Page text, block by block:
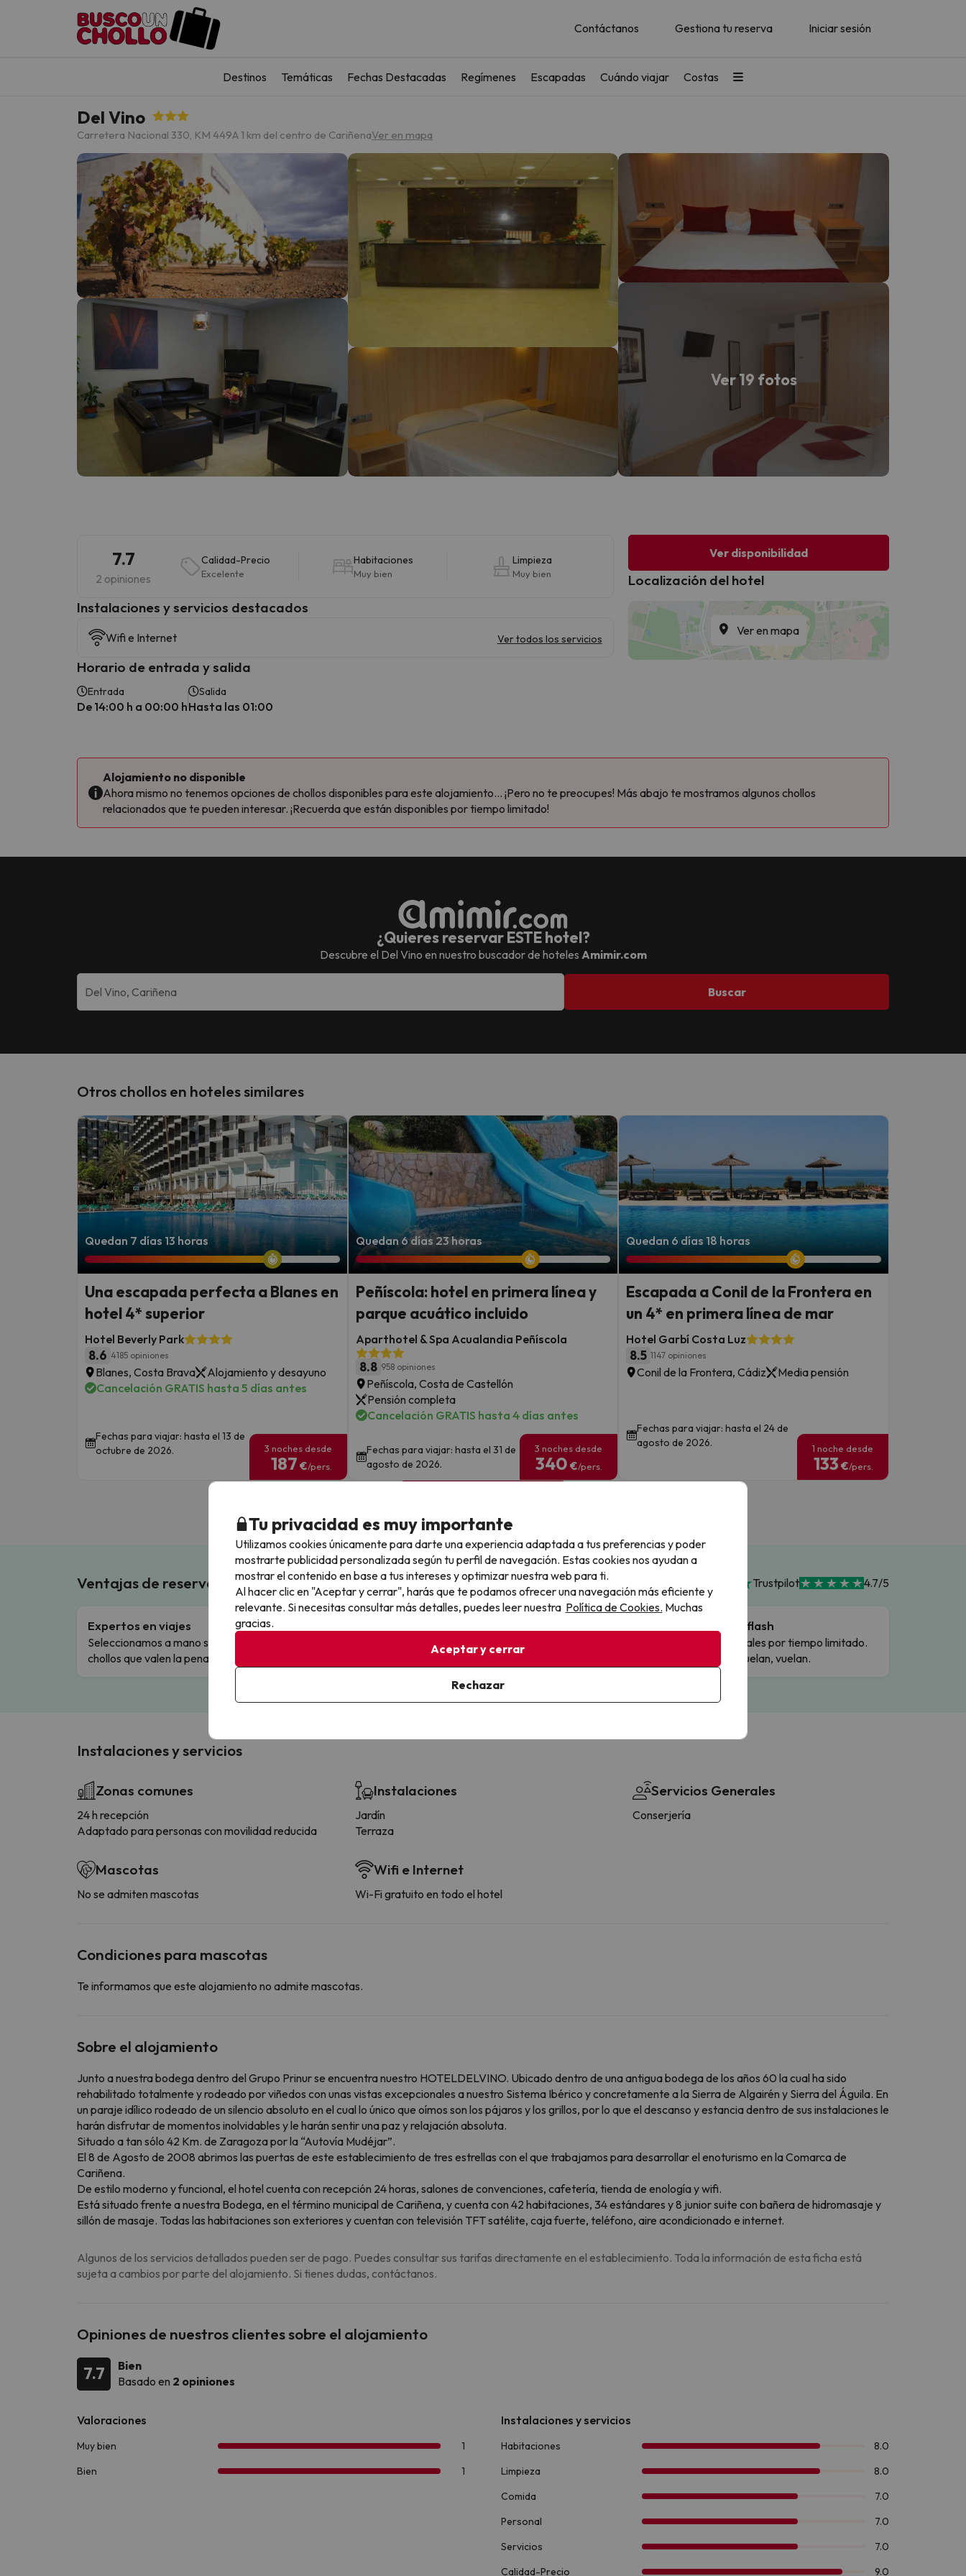
Contáctanos Gestiona tu reserva Iniciar sesión
Destinos Temáticas Fechas Destacadas Regímenes Escapadas Cuándo viajar Costas
Del Vino
Carretera Nacional 330, KM 449A 1 km del centro de CariñenaVer en mapa
Ver 19 fotos
7.7
2 opiniones
Calidad-Precio
Excelente
Habitaciones
Muy bien
Limpieza
Muy bien
Instalaciones y servicios destacados
Wifi e Internet Ver todos los servicios
Horario de entrada y salida
Entrada
De 14:00 h a 00:00 h
Salida
Hasta las 01:00
Ver disponibilidad
Localización del hotel
Ver en mapa
Alojamiento no disponible
Ahora mismo no tenemos opciones de chollos disponibles para este alojamiento... ¡Pero no te preocupes! Más abajo te mostramos algunos chollos
relacionados que te pueden interesar. ¡Recuerda que están disponibles por tiempo limitado!
¿Quieres reservar ESTE hotel?
Descubre el Del Vino en nuestro buscador de hoteles Amimir.com
Buscar
Otros chollos en hoteles similares
Quedan 7 días 13 horas
Una escapada perfecta a Blanes en
hotel 4* superior
Hotel Beverly Park
8.6 4185 opiniones
Blanes, Costa Brava
Alojamiento y desayuno
Cancelación GRATIS hasta 5 días antes
Fechas para viajar: hasta el 13 de
octubre de 2026.
3 noches desde
187 €/pers.
Quedan 6 días 23 horas
Peñíscola: hotel en primera línea y
parque acuático incluido
Aparthotel & Spa Acualandia Peñíscola
8.8 958 opiniones
Peñíscola, Costa de Castellón
Pensión completa
Cancelación GRATIS hasta 4 días antes
Fechas para viajar: hasta el 31 de
agosto de 2026.
3 noches desde
340 €/pers.
Quedan 6 días 18 horas
Escapada a Conil de la Frontera en
un 4* en primera línea de mar
Hotel Garbí Costa Luz
8.5 1147 opiniones
Conil de la Frontera, Cádiz Media pensión
Fechas para viajar: hasta el 24 de
agosto de 2026.
1 noche desde
133 €/pers.
Ventajas de reservar en Buscounchollo Trustpilot 4.7/5
Expertos en viajes
Seleccionamos a mano solo los
chollos que valen la pena.
Cambios y cancelaciones con total
Reserva ahora, paga luego.
Ofertas flash
Precios reales por tiempo limitado.
Cuando vuelan, vuelan.
Instalaciones y servicios
Zonas comunes
24 h recepción
Adaptado para personas con movilidad reducida
Mascotas
No se admiten mascotas
Instalaciones
Jardín
Terraza
Wifi e Internet
Wi-Fi gratuito en todo el hotel
Servicios Generales
Conserjería
Condiciones para mascotas
Te informamos que este alojamiento no admite mascotas.
Sobre el alojamiento
Junto a nuestra bodega dentro del Grupo Prinur se encuentra nuestro HOTELDELVINO. Ubicado dentro de una antigua bodega de los años 60 la cual ha sido
rehabilitado totalmente y rodeado por viñedos con unas vistas excepcionales a nuestro Sistema Ibérico y concretamente a la Sierra de Algairén y Sierra del Águila. En
un paraje idílico rodeado de un silencio absoluto en el cual lo único que oímos son los pájaros y los grillos, por lo que el descanso y estancia dentro de sus instalaciones le
harán disfrutar de momentos inolvidables y le harán sentir una paz y relajación absoluta.
Situado a tan sólo 42 Km. de Zaragoza por la “Autovía Mudéjar”.
El 8 de Agosto de 2008 abrimos las puertas de este establecimiento de tres estrellas con el que trabajamos para desarrollar el enoturismo en la Comarca de
Cariñena.
De estilo moderno y funcional, el hotel cuenta con recepción 24 horas, salones de convenciones, cafetería, tienda de enología y wifi.
Está situado frente a nuestra Bodega, en el término municipal de Cariñena, y cuenta con 42 habitaciones, 34 estándares y 8 junior suite con bañera de hidromasaje y
sillón de masaje. Todas las habitaciones son exteriores y cuentan con televisión TFT satélite, caja fuerte, teléfono, aire acondicionado e internet.
Algunos de los servicios detallados pueden ser de pago. Puedes consultar sus tarifas directamente en el establecimiento. Toda la información de esta ficha está
sujeta a cambios por parte del alojamiento. Si tienes dudas, contáctanos.
Opiniones de nuestros clientes sobre el alojamiento
7.7
Bien
Basado en 2 opiniones
Tu privacidad es muy importante
Utilizamos cookies únicamente para darte una experiencia adaptada a tus preferencias y poder
mostrarte publicidad personalizada según tu perfil de navegación. Estas cookies nos ayudan a
mostrar el contenido en base a tus intereses y optimizar nuestra web para ti.
Al hacer clic en "Aceptar y cerrar", harás que te podamos ofrecer una navegación más eficiente y
relevante. Si necesitas consultar más detalles, puedes leer nuestra Política de Cookies. Muchas
gracias.
Aceptar y cerrar
Rechazar